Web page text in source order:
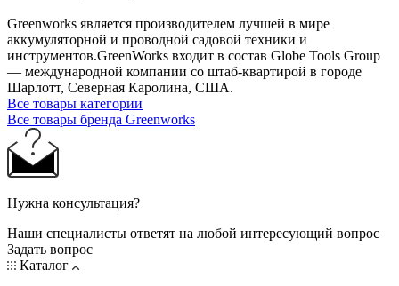
Greenworks является производителем лучшей в мире
аккумуляторной и проводной садовой техники и
инструментов.GreenWorks входит в состав Globe Tools Group
— международной компании со штаб-квартирой в городе
Шарлотт, Северная Каролина, США.
Все товары категории
Все товары бренда Greenworks
Нужна консультация?
Наши специалисты ответят на любой интересующий вопрос
Задать вопрос
Каталог